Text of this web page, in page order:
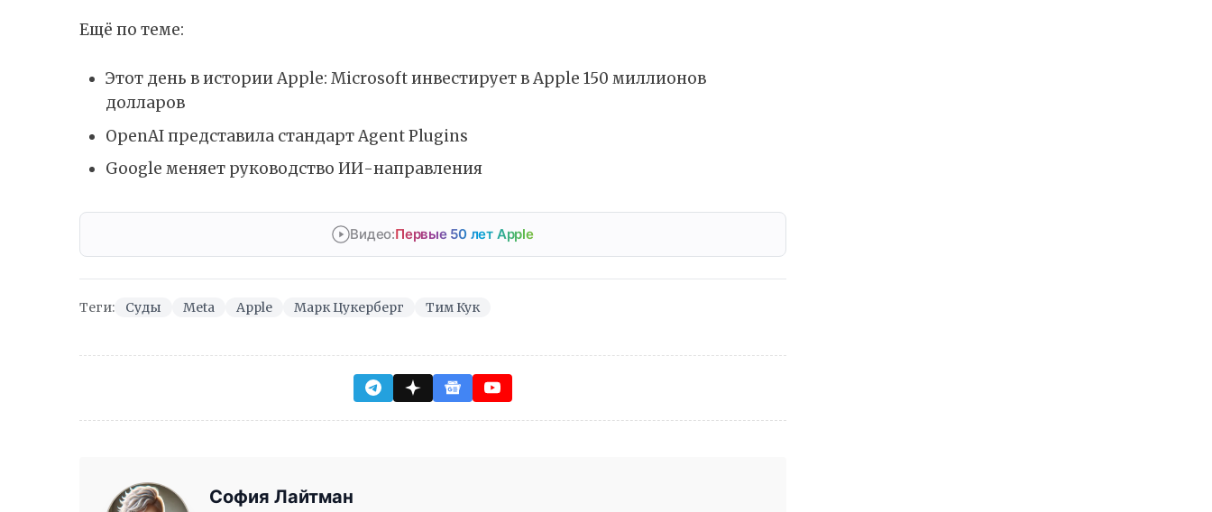
Ещё по теме:
Этот день в истории Apple: Microsoft инвестирует в Apple 150 миллионов
долларов
OpenAI представила стандарт Agent Plugins
Google меняет руководство ИИ-направления
Видео:Первые 50 лет Apple
Теги: Суды Meta Apple Марк Цукерберг Тим Кук
София Лайтман